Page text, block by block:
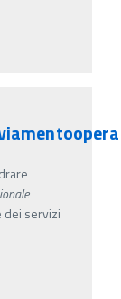
dei servizi